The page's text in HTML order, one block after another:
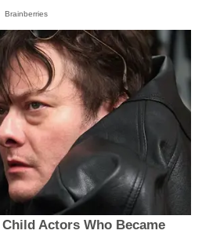
Brainberries
Actors Who Became